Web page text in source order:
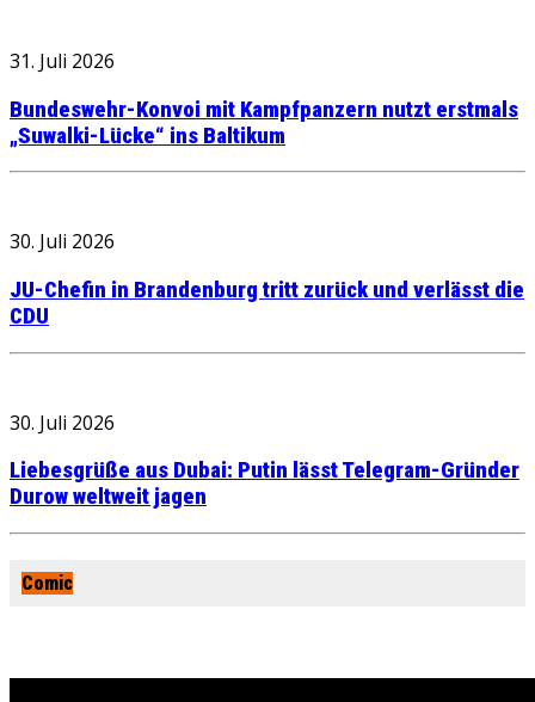
31. Juli 2026
Bundeswehr-Konvoi mit Kampfpanzern nutzt erstmals
„Suwalki-Lücke“ ins Baltikum
30. Juli 2026
JU-Chefin in Brandenburg tritt zurück und verlässt die
CDU
30. Juli 2026
Liebesgrüße aus Dubai: Putin lässt Telegram-Gründer
Durow weltweit jagen
Comic